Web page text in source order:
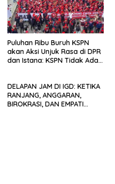
Puluhan Ribu Buruh KSPN
akan Aksi Unjuk Rasa di DPR
dan Istana: KSPN Tidak Ada
Siapapun
DELAPAN JAM DI IGD: KETIKA
RANJANG, ANGGARAN,
BIROKRASI, DAN EMPATI